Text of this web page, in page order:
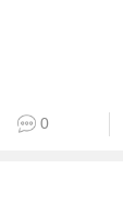
0